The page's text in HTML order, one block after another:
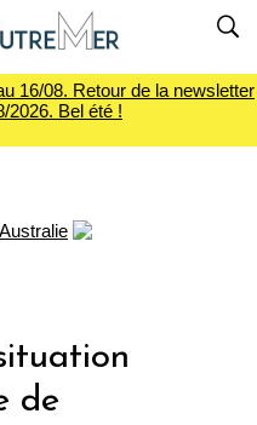
16/08. Retour de la newsletter
2026. Bel été !
de